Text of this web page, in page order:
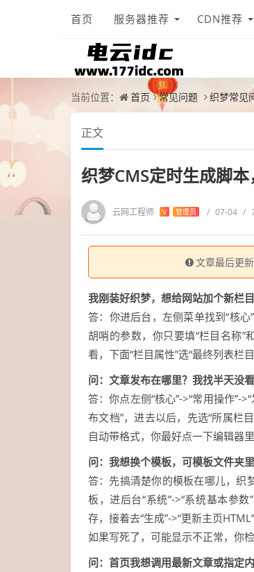
首页 服务器推荐 CDN推荐
当前位置： 首页 常见问题 织梦常见
正文
织梦CMS定时生成脚
云网工程师 V 管理员 / 07-04 /
文章最后更
我刚装好织梦，想给网站加个新栏
答：你进后台，左侧菜单找到“核心
胡哨的参数，你只要填“栏目名称”
看，下面“栏目属性”选“最终列表栏
问：文章发布在哪里？我找半天没
答：你点左侧“核心”->“常用操作”-
布文档”，进去以后，先选“所属栏
自动带格式，你最好点一下编辑器
问：我想换个模板，可模板文件夹
答：先搞清楚你的模板在哪儿，织
板，进后台“系统”->“系统基本参
存，接着去“生成”->“更新主页
如果写死了，可能显示不正常，你
问：首页我想调用最新文章或指定